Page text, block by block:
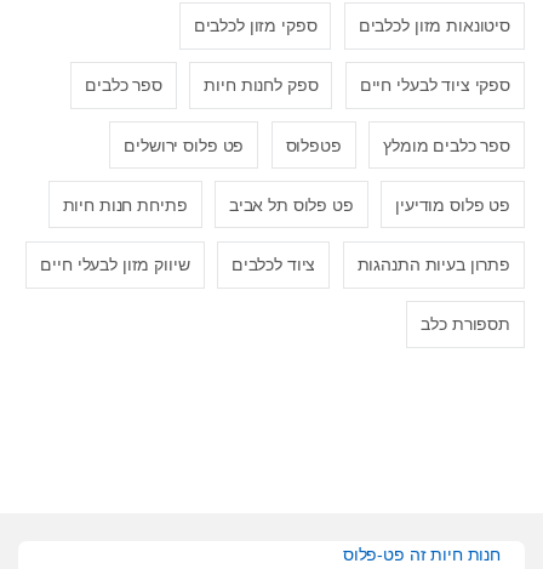
סיטונאות מזון לכלבים ספקי מזון לכלבים
ספקי ציוד לבעלי חיים ספק לחנות חיות ספר כלבים
ספר כלבים מומלץ פטפלוס פט פלוס ירושלים
פט פלוס מודיעין פט פלוס תל אביב פתיחת חנות חיות
פתרון בעיות התנהגות ציוד לכלבים שיווק מזון לבעלי חיים
תספורת כלב
חנות חיות זה פט-פלוס